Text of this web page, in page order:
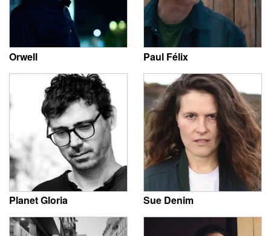
Orwell Paul Félix
Planet Gloria Sue Denim